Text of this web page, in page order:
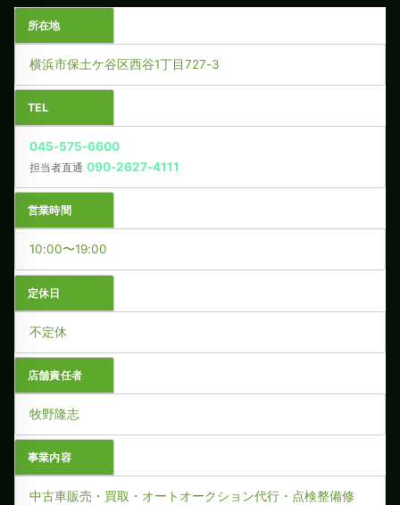
所在地
横浜市保土ケ谷区西谷1丁目727-3
TEL
045-575-6600
担当者直通 090-2627-4111
営業時間
10:00〜19:00
定休日
不定休
店舗責任者
牧野隆志
事業内容
中古車販売・買取・オートオークション代行・点検整備修